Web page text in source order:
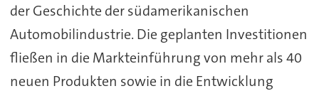
der Geschichte der südamerikanischen
Automobilindustrie. Die geplanten Investitionen
fließen in die Markteinführung von mehr als 40
neuen Produkten sowie in die Entwicklung